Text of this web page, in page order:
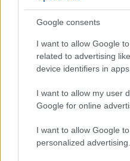
Google consents
I want to allow Google
related to advertising
device identifiers in apps.
I want to allow my user
Google for online
I want to allow Google
personalized advertising.
AZ
„NEM TÖBB EZER
EGY